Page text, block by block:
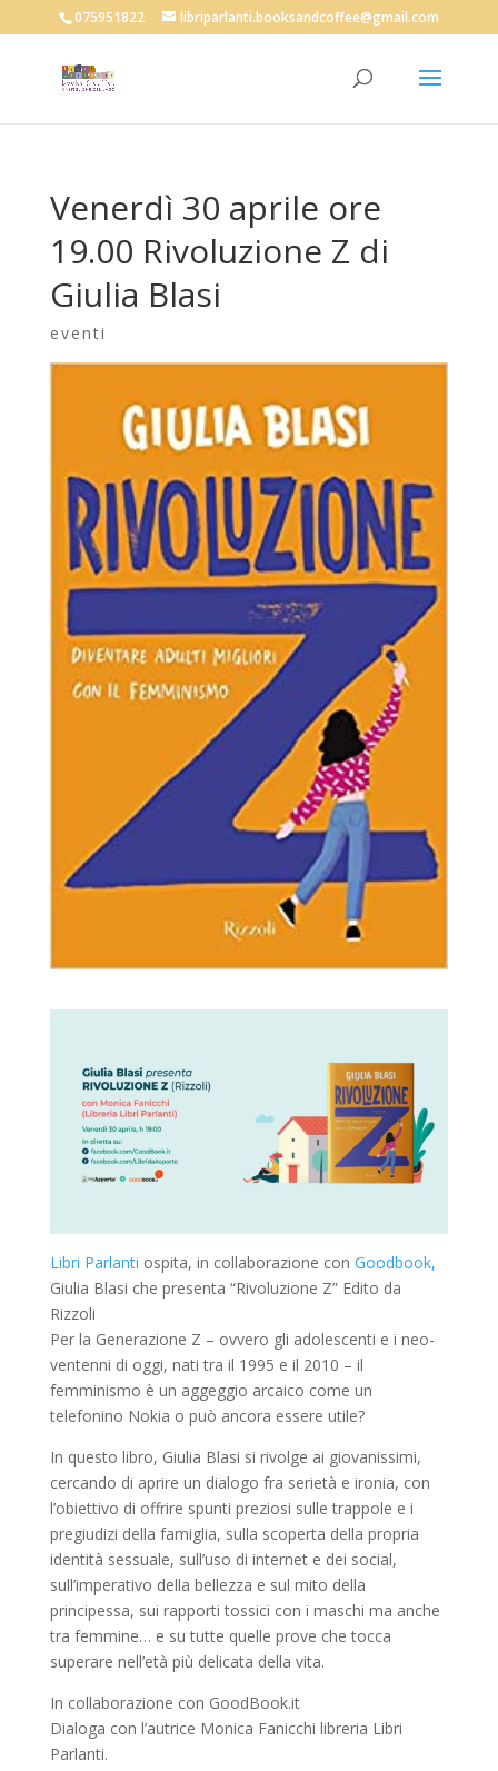
075951822 libriparlanti.booksandcoffee@gmail.com
Venerdì 30 aprile ore
19.00 Rivoluzione Z di
Giulia Blasi
eventi
Libri Parlanti ospita, in collaborazione con Goodbook,
Giulia Blasi che presenta “Rivoluzione Z” Edito da
Rizzoli
Per la Generazione Z – ovvero gli adolescenti e i neo-
ventenni di oggi, nati tra il 1995 e il 2010 – il
femminismo è un aggeggio arcaico come un
telefonino Nokia o può ancora essere utile?
In questo libro, Giulia Blasi si rivolge ai giovanissimi,
cercando di aprire un dialogo fra serietà e ironia, con
l’obiettivo di offrire spunti preziosi sulle trappole e i
pregiudizi della famiglia, sulla scoperta della propria
identità sessuale, sull’uso di internet e dei social,
sull’imperativo della bellezza e sul mito della
principessa, sui rapporti tossici con i maschi ma anche
tra femmine… e su tutte quelle prove che tocca
superare nell’età più delicata della vita.
In collaborazione con GoodBook.it
Dialoga con l’autrice Monica Fanicchi libreria Libri
Parlanti.